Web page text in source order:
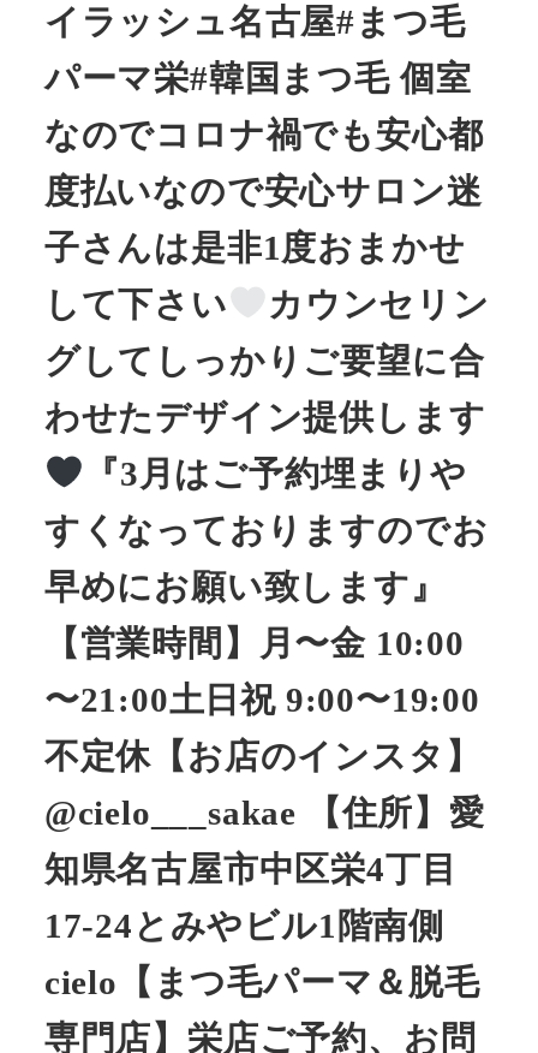
イラッシュ名古屋#まつ毛
パーマ栄#韓国まつ毛 ⁡︎︎︎︎︎個室
なのでコロナ禍でも安心︎︎︎︎︎都
度払いなので安心サロン迷
子さんは是非1度おまかせ
して下さい
カウンセリン
グしてしっかりご要望に合
わせたデザイン提供します
『3月はご予約埋まりや
すくなっておりますのでお
早めにお願い致します』
【営業時間】月〜金 10:00
〜21:00土日祝 9:00〜19:00
不定休【お店のインスタ】
@cielo___sakae 【住所】愛
知県名古屋市中区栄4丁目
17-24とみやビル1階南側
cielo【まつ毛パーマ＆脱毛
専門店】栄店ご予約、お問